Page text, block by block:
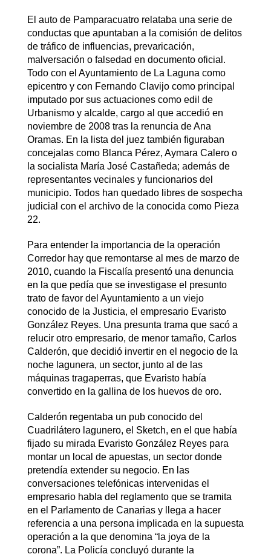
El auto de Pamparacuatro relataba una serie de
conductas que apuntaban a la comisión de delitos
de tráfico de influencias, prevaricación,
malversación o falsedad en documento oficial.
Todo con el Ayuntamiento de La Laguna como
epicentro y con Fernando Clavijo como principal
imputado por sus actuaciones como edil de
Urbanismo y alcalde, cargo al que accedió en
noviembre de 2008 tras la renuncia de Ana
Oramas. En la lista del juez también figuraban
concejalas como Blanca Pérez, Aymara Calero o
la socialista María José Castañeda; además de
representantes vecinales y funcionarios del
municipio. Todos han quedado libres de sospecha
judicial con el archivo de la conocida como Pieza
22.
Para entender la importancia de la operación
Corredor hay que remontarse al mes de marzo de
2010, cuando la Fiscalía presentó una denuncia
en la que pedía que se investigase el presunto
trato de favor del Ayuntamiento a un viejo
conocido de la Justicia, el empresario Evaristo
González Reyes. Una presunta trama que sacó a
relucir otro empresario, de menor tamaño, Carlos
Calderón, que decidió invertir en el negocio de la
noche lagunera, un sector, junto al de las
máquinas tragaperras, que Evaristo había
convertido en la gallina de los huevos de oro.
Calderón regentaba un pub conocido del
Cuadrilátero lagunero, el Sketch, en el que había
fijado su mirada Evaristo González Reyes para
montar un local de apuestas, un sector donde
pretendía extender su negocio. En las
conversaciones telefónicas intervenidas el
empresario habla del reglamento que se tramita
en el Parlamento de Canarias y llega a hacer
referencia a una persona implicada en la supuesta
operación a la que denomina “la joya de la
corona”. La Policía concluyó durante la